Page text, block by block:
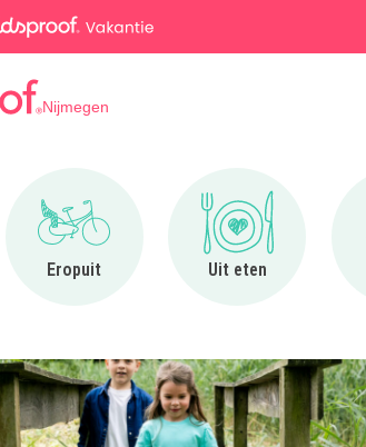
Nijmegen
Eropuit
Ga naar Eropuit
Uit eten
Ga naar Uit eten